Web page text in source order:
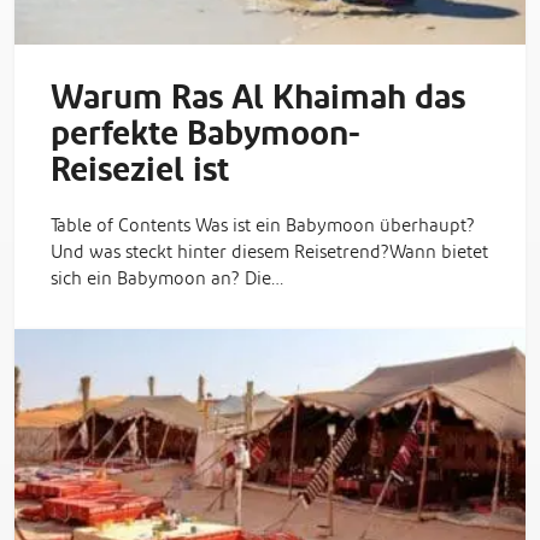
Warum Ras Al Khaimah das
perfekte Babymoon-
Reiseziel ist
Table of Contents Was ist ein Babymoon überhaupt?
Und was steckt hinter diesem Reisetrend?Wann bietet
sich ein Babymoon an? Die…